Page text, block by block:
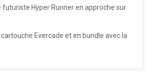
futuriste Hyper Runner en approche sur
cartouche Evercade et en bundle avec la